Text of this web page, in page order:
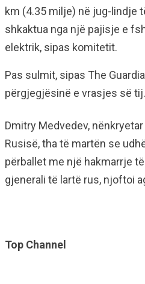
km (4.35 milje) në jug-lindje
shkaktua nga një pajisje e
elektrik, sipas komitetit.
Pas sulmit, sipas The
përgjegjësinë e vrasjes së tij.
Dmitry Medvedev,
Rusisë, tha të martën se
përballet me një hakmarrje
gjenerali të lartë rus, njoftoi
Top Channel